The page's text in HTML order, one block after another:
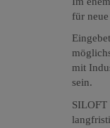
für
mit
sein.
SILOFT